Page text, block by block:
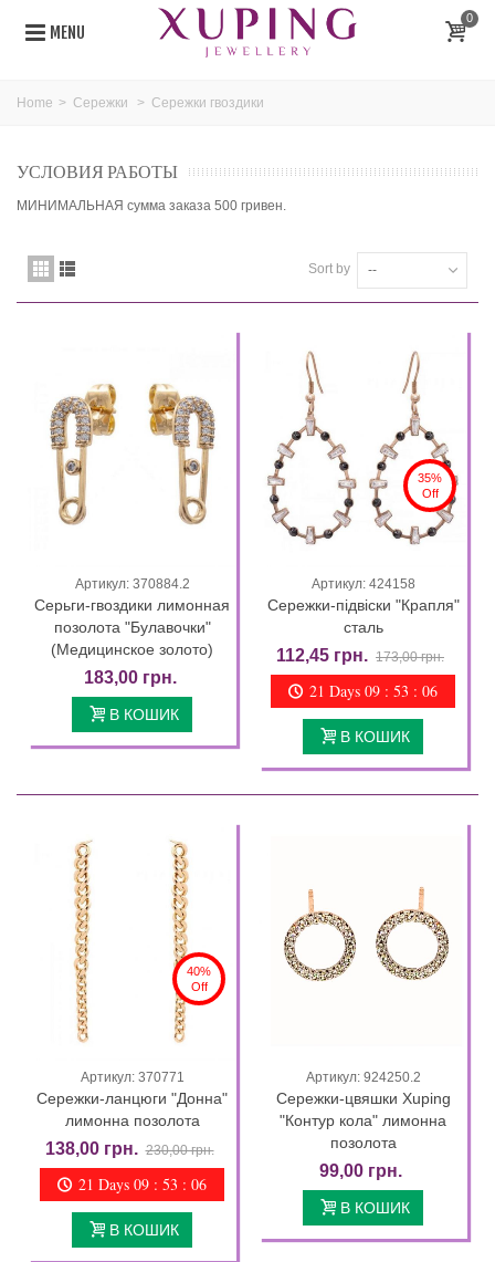
MENU
0
Home > Сережки > Сережки гвоздики
УСЛОВИЯ РАБОТЫ
МИНИМАЛЬНАЯ сумма заказа 500 гривен.
Sort by --
Артикул: 370884.2
Серьги-гвоздики лимонная
позолота "Булавочки"
(Медицинское золото)
183,00 грн.
В КОШИК
35%
Off
Артикул: 424158
Сережки-підвіски "Крапля"
сталь
112,45 грн. 173,00 грн.
21 Days 09 : 53 : 04
В КОШИК
40%
Off
Артикул: 370771
Сережки-ланцюги "Донна"
лимонна позолота
138,00 грн. 230,00 грн.
21 Days 09 : 53 : 04
В КОШИК
Артикул: 924250.2
Сережки-цвяшки Xuping
"Контур кола" лимонна
позолота
99,00 грн.
В КОШИК